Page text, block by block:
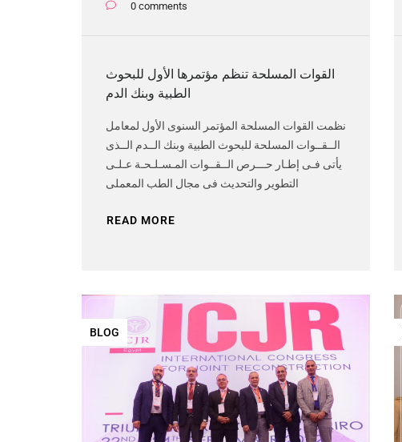
0 comments
القوات المسلحة تنظم مؤتمرها الأول للبحوث
الطبية وبنك الدم
نظمت القوات المسلحة المؤتمر السنوى الأول لمعامل
الــقــوات المسلحة للبحوث الطبية وبنك الــدم الــذى
يأتى فـى إطـار حـــرص الــقــوات المـسـلـحـة عـلـى
التطوير والتحديث فى مجال الطب المعملى
READ MORE
BLOG